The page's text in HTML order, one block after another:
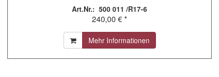
Art.Nr.: 500 011 /R17-6
240,00 € *
Mehr Informationen